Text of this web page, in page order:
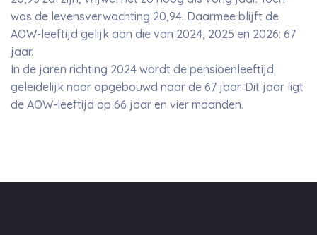
was de levensverwachting 20,94. Daarmee blijft de
AOW-leeftijd gelijk aan die van 2024, 2025 en 2026: 67
jaar.
In de jaren richting 2024 wordt de pensioenleeftijd
geleidelijk naar opgebouwd naar de 67 jaar. Dit jaar ligt
de AOW-leeftijd op 66 jaar en vier maanden.